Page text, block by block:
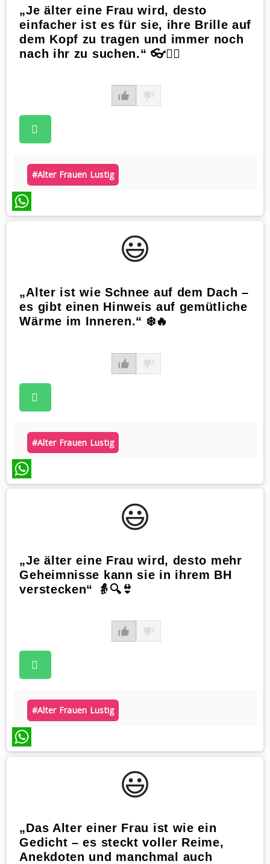
„Je älter eine Frau wird, desto
einfacher ist es für sie, ihre Brille auf
dem Kopf zu tragen und immer noch
nach ihr zu suchen.“ 👓🤷‍♀️
#alter Frauen Lustig
WhatsApp
😃️
„Alter ist wie Schnee auf dem Dach –
es gibt einen Hinweis auf gemütliche
Wärme im Inneren.“ ❄️🔥
#alter Frauen Lustig
WhatsApp
😃️
„Je älter eine Frau wird, desto mehr
Geheimnisse kann sie in ihrem BH
verstecken“ 👵🔍👙
#alter Frauen Lustig
WhatsApp
😃️
„Das Alter einer Frau ist wie ein
Gedicht – es steckt voller Reime,
Anekdoten und manchmal auch